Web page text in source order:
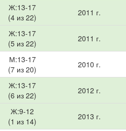
Ж:13-17
(4 из 22)
2011 г.
Ж:13-17
(5 из 22)
2011 г.
М:13-17
(7 из 20)
2010 г.
Ж:13-17
(6 из 22)
2012 г.
Ж:9-12
(1 из 14)
2013 г.